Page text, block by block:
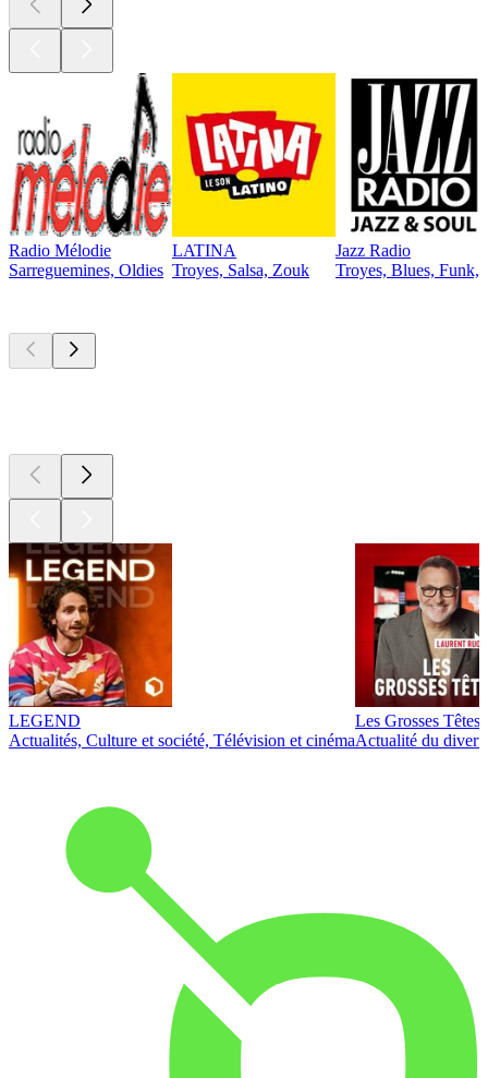
Radio Mélodie
Sarreguemines, Oldies
LATINA
Troyes, Salsa, Zouk
Jazz Radio
Troyes, Blues, Funk,
LEGEND
Actualités, Culture et société, Télévision et cinéma
Les Grosses Têtes
Actualité du